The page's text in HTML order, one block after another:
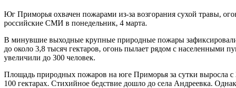
Юг Приморья охвачен пожарами из-за возгорания сухой травы,
российские СМИ в понедельник, 4 марта.
В минувшие выходные крупные природные пожары
до около 3,8 тысяч гектаров, огонь пылает рядом с населенными
увеличили до 300 человек.
Площадь природных пожаров на юге Приморья за сутки выросла с
100 гектарах. Стихийное бедствие дошло до села Андреевка.